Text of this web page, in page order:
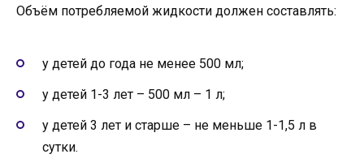
Объём потребляемой жидкости должен составлять:
у детей до года не менее 500 мл;
у детей 1-3 лет – 500 мл – 1 л;
у детей 3 лет и старше – не меньше 1-1,5 л в
сутки.